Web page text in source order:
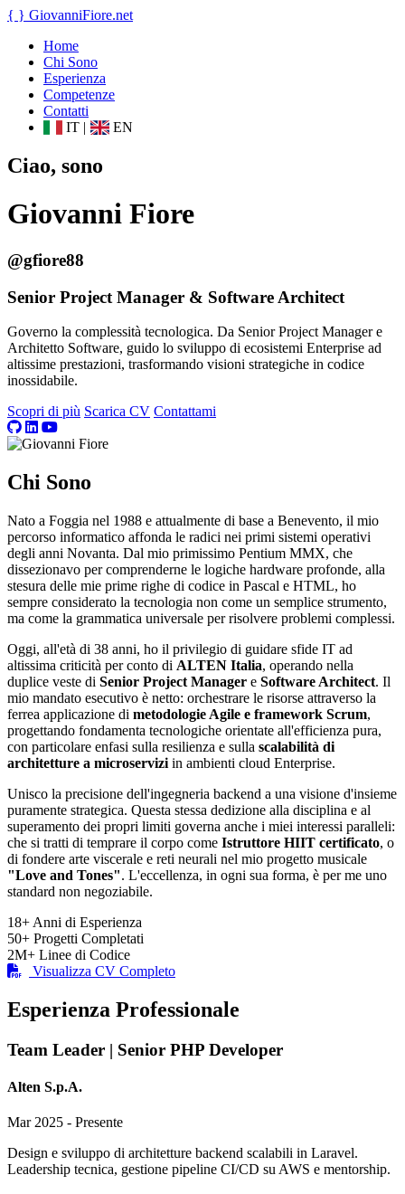
{ } GiovanniFiore.net
Home
Chi Sono
Esperienza
Competenze
Contatti
IT | EN
Ciao, sono
Giovanni Fiore
@gfiore88
Senior Project Manager & Software Architect
Governo la complessità tecnologica. Da Senior Project Manager e
Architetto Software, guido lo sviluppo di ecosistemi Enterprise ad
altissime prestazioni, trasformando visioni strategiche in codice
inossidabile.
Scopri di più Scarica CV Contattami
Chi Sono
Nato a Foggia nel 1988 e attualmente di base a Benevento, il mio
percorso informatico affonda le radici nei primi sistemi operativi
degli anni Novanta. Dal mio primissimo Pentium MMX, che
dissezionavo per comprenderne le logiche hardware profonde, alla
stesura delle mie prime righe di codice in Pascal e HTML, ho
sempre considerato la tecnologia non come un semplice strumento,
ma come la grammatica universale per risolvere problemi complessi.
Oggi, all'età di 38 anni, ho il privilegio di guidare sfide IT ad
altissima criticità per conto di ALTEN Italia, operando nella
duplice veste di Senior Project Manager e Software Architect. Il
mio mandato esecutivo è netto: orchestrare le risorse attraverso la
ferrea applicazione di metodologie Agile e framework Scrum,
progettando fondamenta tecnologiche orientate all'efficienza pura,
con particolare enfasi sulla resilienza e sulla scalabilità di
architetture a microservizi in ambienti cloud Enterprise.
Unisco la precisione dell'ingegneria backend a una visione d'insieme
puramente strategica. Questa stessa dedizione alla disciplina e al
superamento dei propri limiti governa anche i miei interessi paralleli:
che si tratti di temprare il corpo come Istruttore HIIT certificato, o
di fondere arte viscerale e reti neurali nel mio progetto musicale
"Love and Tones". L'eccellenza, in ogni sua forma, è per me uno
standard non negoziabile.
18+ Anni di Esperienza
50+ Progetti Completati
2M+ Linee di Codice
Visualizza CV Completo
Esperienza Professionale
Team Leader | Senior PHP Developer
Alten S.p.A.
Mar 2025 - Presente
Design e sviluppo di architetture backend scalabili in Laravel.
Leadership tecnica, gestione pipeline CI/CD su AWS e mentorship.